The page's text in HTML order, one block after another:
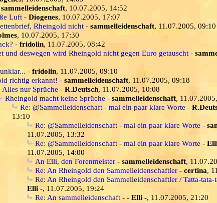
sammelleidenschaft, 10.07.2005, 14:52
Luft - Diogenes, 10.07.2005, 17:07
Rheingold nicht - sammelleidenschaft, 11.07.2005, 09:10
, 10.07.2005, 17:30
- fridolin, 11.07.2005, 08:42
und deswegen wird Rheingold nicht gegen Euro getauscht -
- fridolin, 11.07.2005, 09:10
richtig erkannt! - sammelleidenschaft, 11.07.2005, 09:18
Alles nur Sprüche - R.Deutsch, 11.07.2005, 10:08
Rheingold macht keine Sprüche - sammelleidenschaft,
Re: @Sammelleidenschaft - mal ein paar klare Worte -
13:10
Re: @Sammelleidenschaft - mal ein paar klare Worte -
11.07.2005, 13:32
Re: @Sammelleidenschaft - mal ein paar klare Worte -
11.07.2005, 14:00
An Elli, den Forenmeister - sammelleidenschaft,
Re: An Rheingold den Sammelleidenschaftler - certina,
Re: An Rheingold den Sammelleidenschaftler / Tatta-tata-
Elli -, 11.07.2005, 19:24
Re: An sammelleidenschaft - - Elli -, 11.07.2005, 21:20